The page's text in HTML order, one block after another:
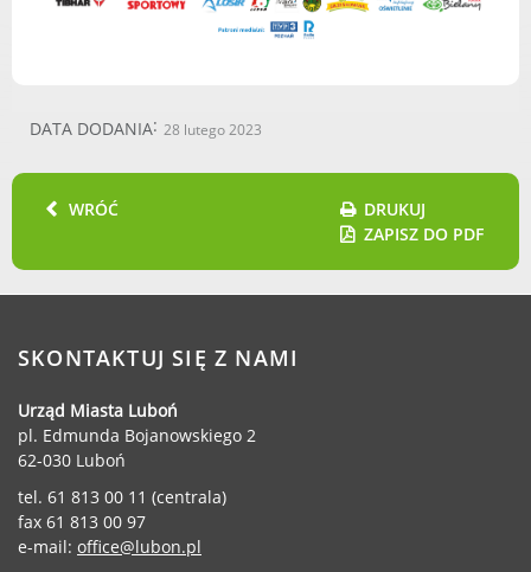
Terminarz spotkań komisji
Uchwały Rady Miasta Luboń
Poznańska Lokalna Organizacja
Turystyczna
Urząd statystyczny w Poznaniu
Instytut Rozwoju Wsi i Rolnictwa
Polskiej Akademii Nauk
Instytut Skrzynki
Wielkopolski Park Narodowy
DATA DODANIA 28 lutego 2023
WRÓĆ
DRUKUJ
ZAPISZ DO PDF
SKONTAKTUJ SIĘ Z NAMI
Urząd Miasta Luboń
pl. Edmunda Bojanowskiego 2
62-030 Luboń
tel. 61 813 00 11 (centrala)
fax 61 813 00 97
e-mail: office@lubon.pl